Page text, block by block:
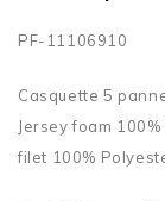
PF-11106910
Casquette 5
Jersey foam
filet 100%